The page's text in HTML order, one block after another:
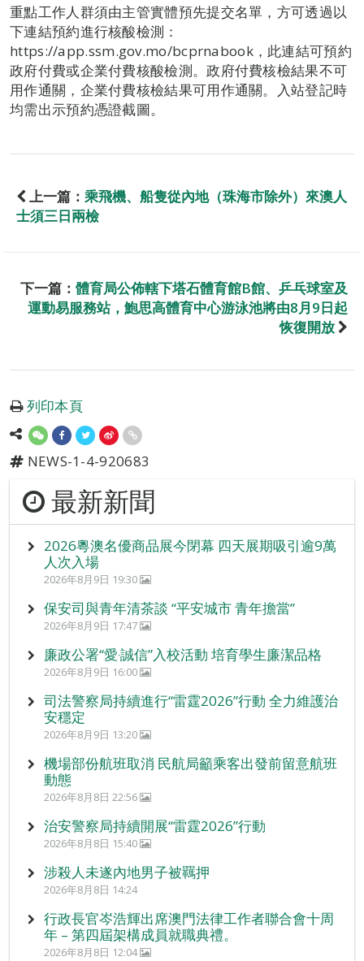
重點工作人群須由主管實體預先提交名單，方可透過以
下連結預約進行核酸檢測：
https://app.ssm.gov.mo/bcprnabook，此連結可預約
政府付費或企業付費核酸檢測。政府付費核檢結果不可
用作通關，企業付費核檢結果可用作通關。入站登記時
均需出示預約憑證截圖。
上一篇： 乘飛機、船隻從內地（珠海市除外）來澳人
士須三日兩檢
下一篇： 體育局公佈轄下塔石體育館B館、乒乓球室及
運動易服務站，鮑思高體育中心游泳池將由8月9日起
恢復開放
列印本頁
NEWS-1-4-920683
最新新聞
2026粵澳名優商品展今閉幕 四天展期吸引逾9萬
人次入場
2026年8月9日 19:30
保安司與青年清茶談 “平安城市 青年擔當”
2026年8月9日 17:47
廉政公署“愛‧誠信”入校活動 培育學生廉潔品格
2026年8月9日 16:00
司法警察局持續進行“雷霆2026”行動 全力維護治
安穩定
2026年8月9日 13:20
機場部份航班取消 民航局籲乘客出發前留意航班
動態
2026年8月8日 22:56
治安警察局持續開展“雷霆2026”行動
2026年8月8日 15:40
涉殺人未遂內地男子被羈押
2026年8月8日 14:24
行政長官岑浩輝出席澳門法律工作者聯合會十周
年 – 第四屆架構成員就職典禮。
2026年8月8日 12:04